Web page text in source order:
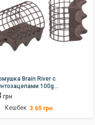
Brain River с
100g
грн
Кешбек 3.65 грн